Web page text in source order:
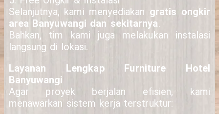
Selanjutnya, kami menyediakan gratis ongkir
area Banyuwangi dan sekitarnya.
Bahkan, tim kami juga melakukan instalasi
langsung di lokasi.
Layanan Lengkap Furniture Hotel
Banyuwangi
Agar proyek berjalan efisien, kami
menawarkan sistem kerja terstruktur: